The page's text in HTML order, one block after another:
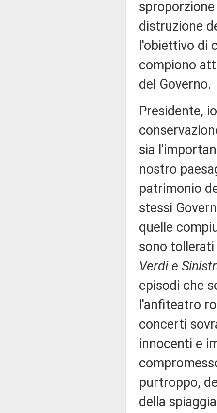
distruzione
l'obiettivo di
compiono
del Governo.
Presidente,
sia
nostro
patrimonio
stessi
quelle
sono tollerati
Verdi e
episodi che
l'anfiteatro
concerti
innocenti e
purtroppo,
della